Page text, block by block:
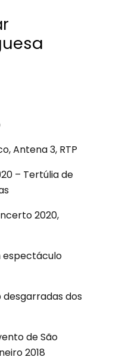
Antena 3, RTP
– Tertúlia de
2020,
espectáculo
desgarradas dos
de São
2018